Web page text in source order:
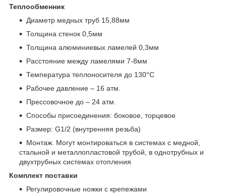
Теплообменник
Диаметр медных труб 15,88мм
Толщина стенок 0,5мм
Толщина алюминиевых ламелей 0,3мм
Расстояние между ламелями 7-8мм
Температура теплоносителя до 130°C
Рабочее давление – 16 атм.
Прессовочное до – 24 атм.
Способы присоединения: боковое, торцевое
Размер: G1/2 (внутренняя резьба)
Монтаж. Могут монтироваться в системах с медной,
стальной и металлопластовой трубой, в однотрубных и
двухтрубных системах отопления
Комплект поставки
Регулировочные ножки с крепежами